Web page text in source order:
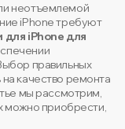
неотъемлемой
iPhone требуют
для iPhone для
правильных
качество ремонта
мы рассмотрим,
можно приобрести,